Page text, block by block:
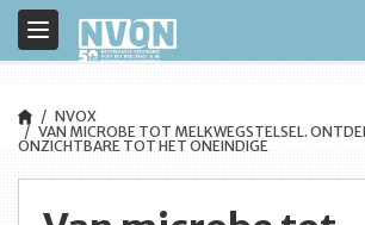
Toggle
navigation
NVOX
VAN MICROBE TOT MELKWEGSTELSEL.
ONZICHTBARE TOT HET ONEINDIGE